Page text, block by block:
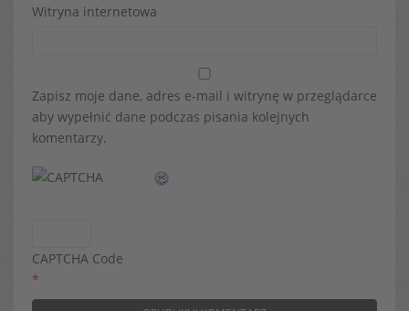
Witryna internetowa
Zapisz moje dane, adres e-mail i witrynę w przeglądarce
aby wypełnić dane podczas pisania kolejnych
komentarzy.
CAPTCHA Code
*